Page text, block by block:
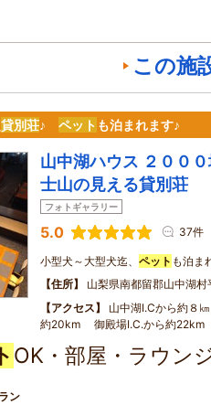
この施
貸別荘♪ ペット も泊まれます♪
山中湖ハウス ２００
士山の見える貸別荘
フォトギャラリー
5.0 37件
小型犬～大型犬迄、 ペット も泊ま
住所
山梨県南都留郡山中湖
アクセス
山中湖I.Cから約８
約20km 御殿場I.C.から約22km
OK・部屋・ラウン
ン